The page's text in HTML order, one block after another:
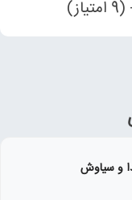
و سیاوش